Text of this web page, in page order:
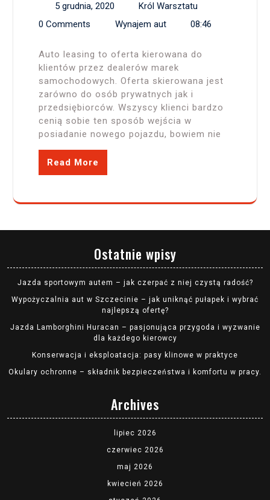
5 grudnia, 2020
Król Warsztatu
0 Comments
Wynajem aut 08:46
Auto leasing to oferta kierowana do
klientów przez dealerów marek
samochodowych. Oferta skierowana jest
zarówno do osób prywatnych jak i
przedsiębiorców. Wszyscy klienci bardzo
cenią sobie ten sposób wejścia w
posiadanie nowego pojazdu, bowiem nie
Read More
Ostatnie wpisy
Jazda sportowym autem – jak czerpać z niej czystą radość?
Wypożyczalnia aut w Szczecinie – jak uniknąć pułapek i wybrać
najlepszą ofertę?
Jazda Lamborghini Huracan – pasjonująca przygoda i wyzwanie
dla każdego kierowcy
Konserwacja i eksploatacja: pasy klinowe w praktyce
Okulary ochronne – składnik bezpieczeństwa i komfortu w pracy.
Archives
lipiec 2026
czerwiec 2026
maj 2026
kwiecień 2026